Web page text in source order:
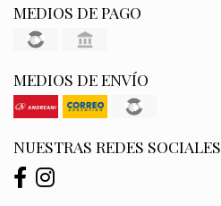
MEDIOS DE PAGO
MEDIOS DE ENVÍO
NUESTRAS REDES SOCIALES